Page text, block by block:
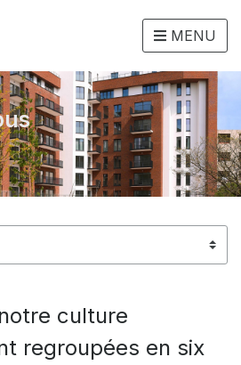
MENU
culture
regroupées en six